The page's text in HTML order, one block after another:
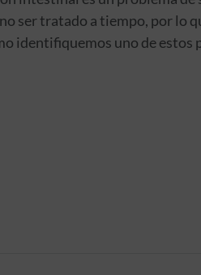
ser tratado a tiempo, por lo
identifiquemos uno de